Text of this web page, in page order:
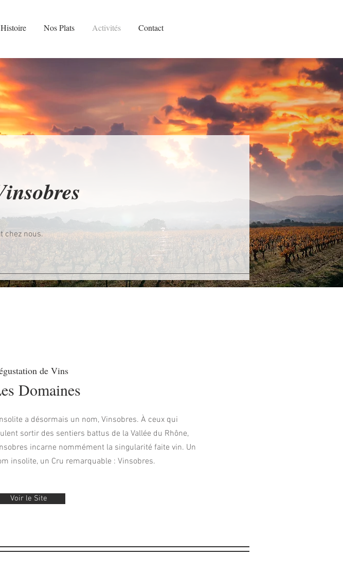
Nos Plats Activités Contact
chez nous.
de Vins
Domaines
a désormais un nom, Vinsobres. À ceux qui
sortir des sentiers battus de la Vallée du Rhône,
incarne nommément la singularité faite vin. Un
insolite, un Cru remarquable : Vinsobres.
Voir le Site